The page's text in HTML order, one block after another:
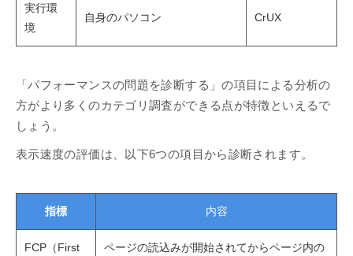
実行環
境
自身のパソコン CrUX
「パフォーマンスの問題を診断する」の項目による分析の
方がより多くのカテゴリ調査ができる点が特徴といえるで
しょう。
表示速度の評価は、以下6つの項目から診断されます。
指標 内容
FCP（First
ページの読込みが開始されてからページ内の